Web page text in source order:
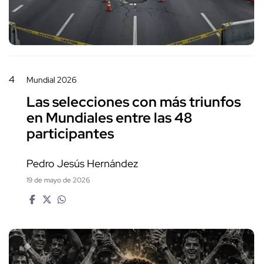
4 Mundial 2026
Las selecciones con más triunfos
en Mundiales entre las 48
participantes
Pedro Jesús Hernández
19 de mayo de 2026